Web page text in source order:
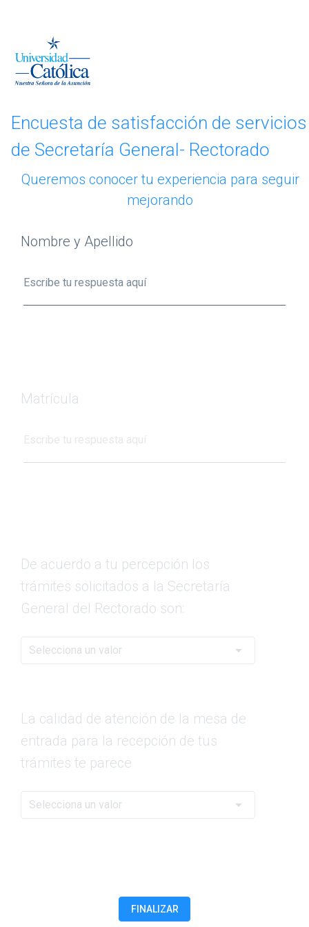
Encuesta de satisfacción de servicios
de Secretaría General- Rectorado
Queremos conocer tu experiencia para seguir
mejorando
Nombre y Apellido
Matrícula
De acuerdo a tu percepción los
trámites solicitados a la Secretaría
General del Rectorado son:
Selecciona un valor arrow_drop_down
La calidad de atención de la mesa de
entrada para la recepción de tus
trámites te parece
Selecciona un valor arrow_drop_down
FINALIZAR